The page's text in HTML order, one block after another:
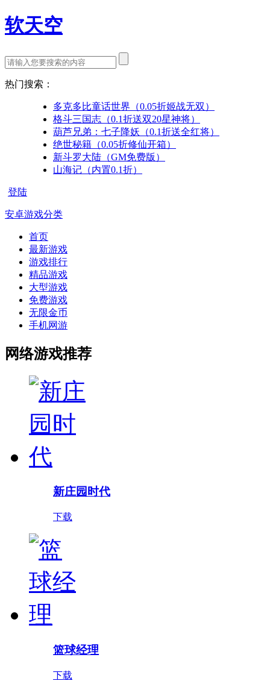
软天空
热门搜索：
多克多比童话世界（0.05折姬战无双）
格斗三国志（0.1折送双20星神将）
葫芦兄弟：七子降妖（0.1折送全红将）
绝世秘籍（0.05折修仙开箱）
新斗罗大陆（GM免费版）
山海记（内置0.1折）
登陆
安卓游戏分类
首页
最新游戏
游戏排行
精品游戏
大型游戏
免费游戏
无限金币
手机网游
网络游戏推荐
新庄园时代
下载
篮球经理
下载